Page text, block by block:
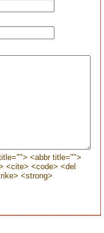
<abbr title="">
<cite> <code> <del
<strong>